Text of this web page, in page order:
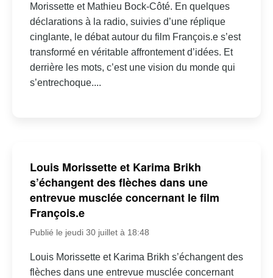
Morissette et Mathieu Bock-Côté. En quelques
déclarations à la radio, suivies d’une réplique
cinglante, le débat autour du film François.e s’est
transformé en véritable affrontement d’idées. Et
derrière les mots, c’est une vision du monde qui
s’entrechoque....
Louis Morissette et Karima Brikh
s’échangent des flèches dans une
entrevue musclée concernant le film
François.e
Publié le jeudi 30 juillet à 18:48
Louis Morissette et Karima Brikh s’échangent des
flèches dans une entrevue musclée concernant